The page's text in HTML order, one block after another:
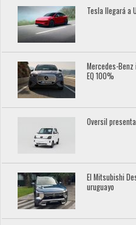
Tesla llegará a
Mercedes-
EQ 100%
Oversil
El Mitsubishi
uruguayo